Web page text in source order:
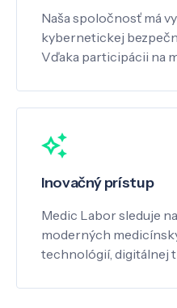
Naša spoločnosť má
kybernetickej
Vďaka participácii na
Inovačný prístup
Medic Labor sleduje
moderných
technológií, digitálnej